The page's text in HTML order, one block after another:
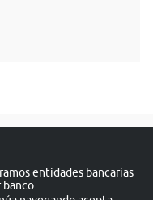
entidades bancarias